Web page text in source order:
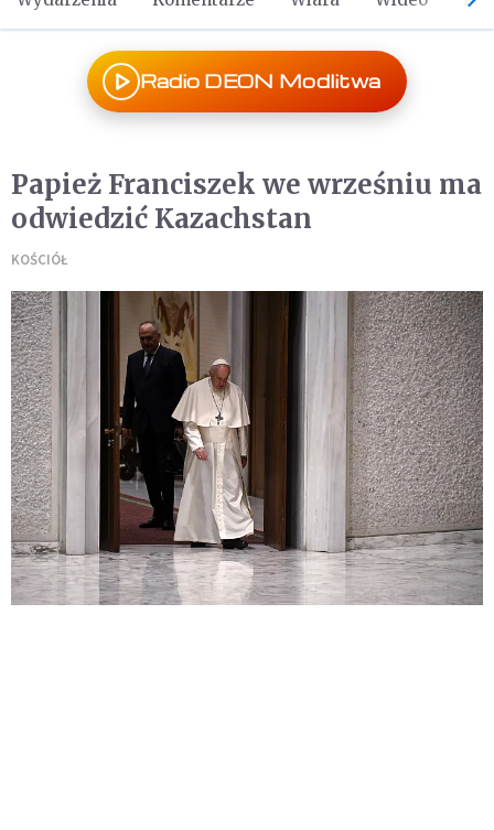
Radio DEON Modlitwa
Papież Franciszek we wrześniu ma
odwiedzić Kazachstan
KOŚCIÓŁ